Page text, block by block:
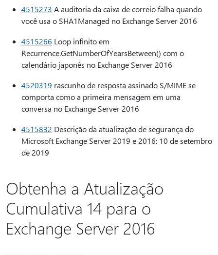
4515273 A auditoria da caixa de correio falha quando
você usa o SHA1Managed no Exchange Server 2016
4515266 Loop infinito em
Recurrence.GetNumberOfYearsBetween() com o
calendário japonês no Exchange Server 2016
4520319 rascunho de resposta assinado S/MIME se
comporta como a primeira mensagem em uma
conversa no Exchange Server 2016
4515832 Descrição da atualização de segurança do
Microsoft Exchange Server 2019 e 2016: 10 de setembro
de 2019
Obtenha a Atualização
Cumulativa 14 para o
Exchange Server 2016